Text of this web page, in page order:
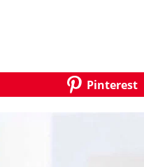
Pinterest